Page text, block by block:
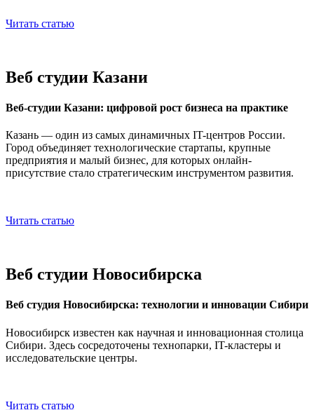
Читать статью
Веб студии Казани
Веб-студии Казани: цифровой рост бизнеса на практике
Казань — один из самых динамичных IT-центров России.
Город объединяет технологические стартапы, крупные
предприятия и малый бизнес, для которых онлайн-
присутствие стало стратегическим инструментом развития.
Читать статью
Веб студии Новосибирска
Веб студия Новосибирска: технологии и инновации Сибири
Новосибирск известен как научная и инновационная столица
Сибири. Здесь сосредоточены технопарки, IT-кластеры и
исследовательские центры.
Читать статью